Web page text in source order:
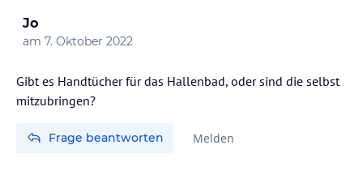
Jo
am 7. Oktober 2022
Gibt es Handtücher für das Hallenbad, oder sind die selbst
mitzubringen?
Frage beantworten Melden